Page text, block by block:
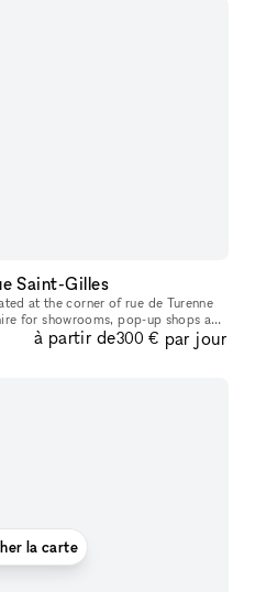
Saint-Gilles
at the corner of rue de Turenne
for showrooms, pop-up shops and
can be hung up or r
à partir de300 € par jour
la carte